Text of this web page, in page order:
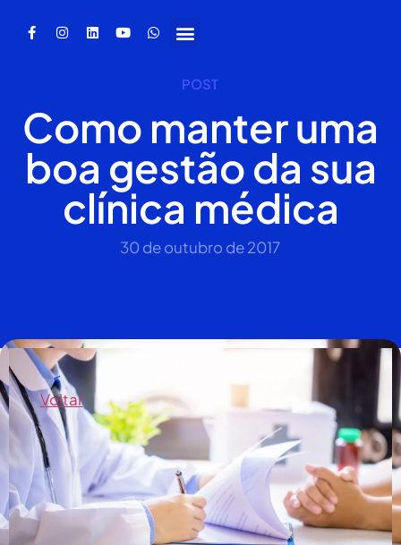
<
Voltar
POST
Como manter uma
boa gestão da sua
clínica médica
30 de outubro de 2017